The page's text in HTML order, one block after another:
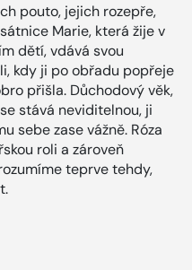
pouto, jejich rozepře,
Marie, která žije v
dětí, vdává svou
kdy ji po obřadu popřeje
přišla. Důchodový věk,
stává neviditelnou, ji
sebe zase vážně. Róza
roli a zároveň
teprve tehdy,